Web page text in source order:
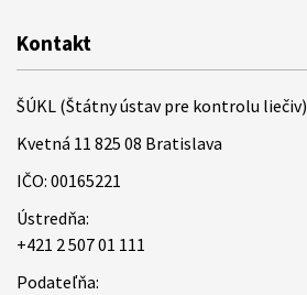
Kontakt
ŠÚKL (Štátny ústav pre kontrolu liečiv)
Kvetná 11 825 08 Bratislava
IČO: 00165221
Ústredňa:
+421 2 507 01 111
Podateľňa: